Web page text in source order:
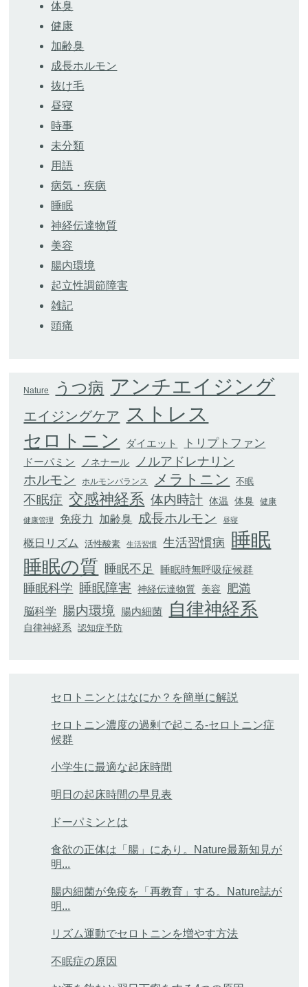
体臭
健康
加齢臭
成長ホルモン
抜け毛
昼寝
時事
未分類
用語
病気・疾病
睡眠
神経伝達物質
美容
腸内環境
起立性調節障害
雑記
頭痛
Nature うつ病 アンチエイジング
エイジングケア ストレス
セロトニン ダイエット トリプトファン
ドーパミン ノネナール ノルアドレナリン
ホルモン ホルモンバランス メラトニン 不眠
不眠症 交感神経系 体内時計 体温 体臭 健康
健康管理 免疫力 加齢臭 成長ホルモン 昼寝
概日リズム 活性酸素 生活習慣 生活習慣病 睡眠
睡眠の質 睡眠不足 睡眠時無呼吸症候群
睡眠科学 睡眠障害 神経伝達物質 美容 肥満
脳科学 腸内環境 腸内細菌 自律神経系
自律神経系 認知症予防
セロトニンとはなにか？を簡単に解説
セロトニン濃度の過剰で起こる-セロトニン症
候群
小学生に最適な起床時間
明日の起床時間の早見表
ドーパミンとは
食欲の正体は「腸」にあり。Nature最新知見が
明...
腸内細菌が免疫を「再教育」する。Nature誌が
明...
リズム運動でセロトニンを増やす方法
不眠症の原因